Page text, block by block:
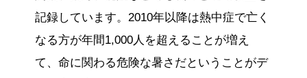
記録しています。2010年以降は熱中症で亡く
なる方が年間1,000人を超えることが増え
て、命に関わる危険な暑さだということがデ